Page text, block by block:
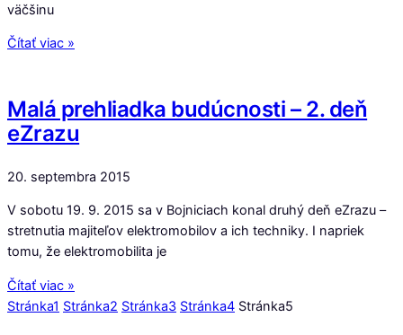
väčšinu
Čítať viac »
Malá prehliadka budúcnosti – 2. deň
eZrazu
20. septembra 2015
V sobotu 19. 9. 2015 sa v Bojniciach konal druhý deň eZrazu –
stretnutia majiteľov elektromobilov a ich techniky. I napriek
tomu, že elektromobilita je
Čítať viac »
Stránka1 Stránka2 Stránka3 Stránka4 Stránka5